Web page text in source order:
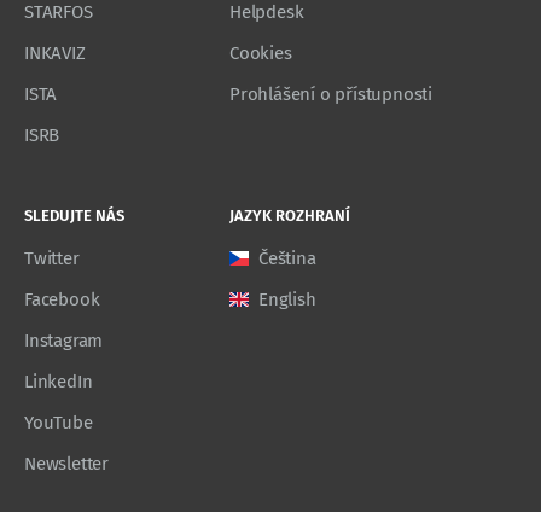
STARFOS
INKAVIZ
ISTA
ISRB
Helpdesk
Cookies
Prohlášení o přístupnosti
SLEDUJTE NÁS
Twitter
Facebook
Instagram
LinkedIn
YouTube
Newsletter
JAZYK ROZHRANÍ
Čeština
English